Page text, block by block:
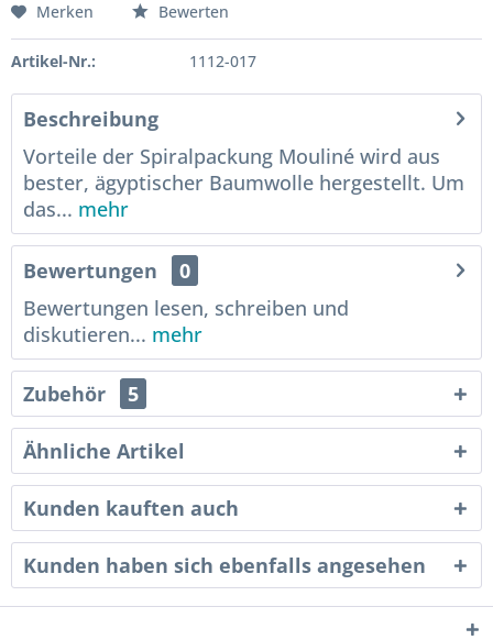
Merken Bewerten
Artikel-Nr.: 1112-017
Beschreibung
Vorteile der Spiralpackung Mouliné wird aus
bester, ägyptischer Baumwolle hergestellt. Um
das... mehr
Bewertungen
0
Bewertungen lesen, schreiben und
diskutieren... mehr
Zubehör 5
Ähnliche Artikel
Kunden kauften auch
Kunden haben sich ebenfalls angesehen